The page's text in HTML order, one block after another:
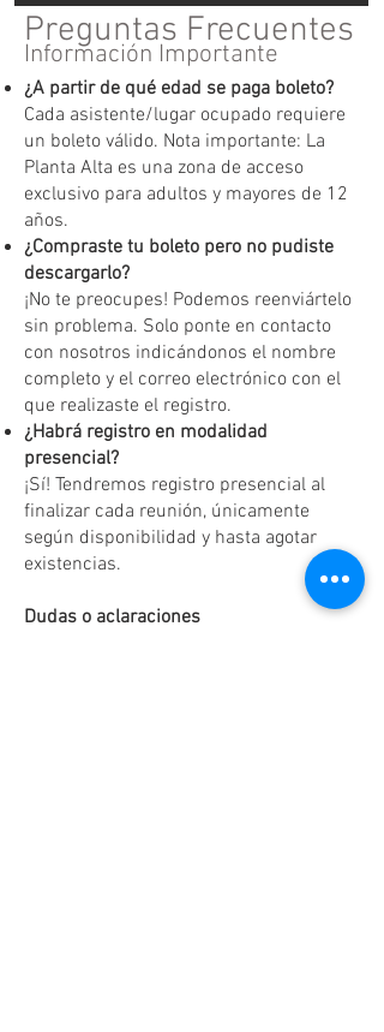
Preguntas Frecuentes
Información Importante
¿A partir de qué edad se paga boleto?
Cada asistente/lugar ocupado requiere
un boleto válido. Nota importante: La
Planta Alta es una zona de acceso
exclusivo para adultos y mayores de 12
años.
¿Compraste tu boleto pero no pudiste
descargarlo?
¡No te preocupes! Podemos reenviártelo
sin problema. Solo ponte en contacto
con nosotros indicándonos el nombre
completo y el correo electrónico con el
que realizaste el registro.
¿Habrá registro en modalidad
presencial?
¡Sí! Tendremos registro presencial al
finalizar cada reunión, únicamente
según disponibilidad y hasta agotar
existencias.
Dudas o aclaraciones